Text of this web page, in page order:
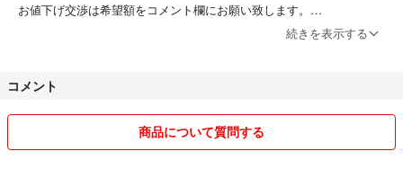
お値下げ交渉は希望額をコメント欄にお願い致します。
大幅なお値下げは対応できかねます。ご了承ください
プラス料金で追跡ありに変更可能◎ですので
続きを表示する
コメント
商品について質問する